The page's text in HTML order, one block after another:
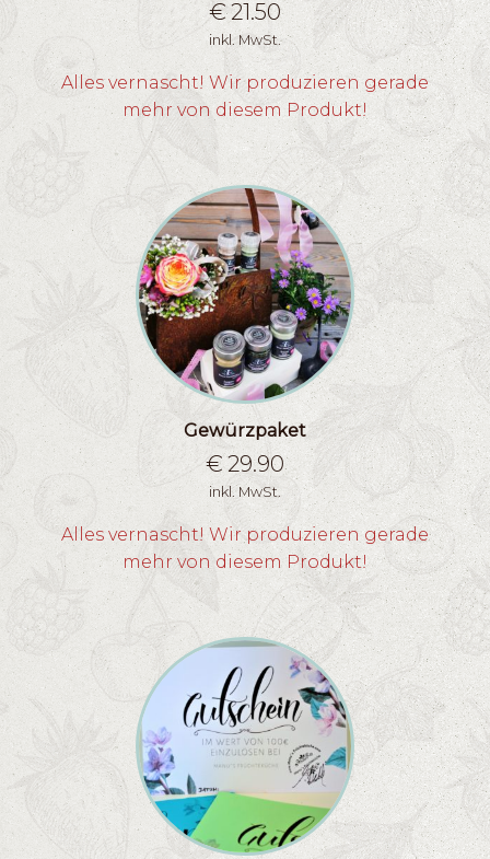
€21.50
inkl. MwSt.
Alles vernascht! Wir produzieren gerade
mehr von diesem Produkt!
Gewürzpaket
€ 29.90
inkl. MwSt.
Alles vernascht! Wir produzieren gerade
mehr von diesem Produkt!